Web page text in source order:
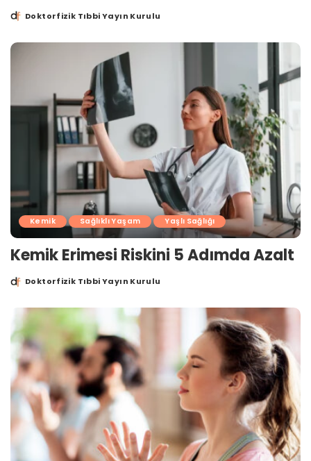
PostedDoktorfizik Tıbbi Yayın Kurulu
Kemik Sağlıklı Yaşam Yaşlı Sağlığı
Kemik Erimesi Riskini 5 Adımda Azalt
PostedDoktorfizik Tıbbi Yayın Kurulu